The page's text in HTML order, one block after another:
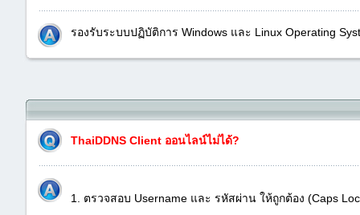
รองรับระบบปฏิบัติการ Windows และ Linux Operating
ThaiDDNS Client ออนไลน์ไม่ได้?
1. ตรวจสอบ Username และ รหัสผ่าน ให้ถูกต้อง (Caps